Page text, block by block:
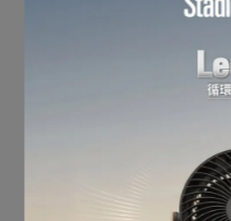
3250i(3250)主濾網(高效微
NT$1,499